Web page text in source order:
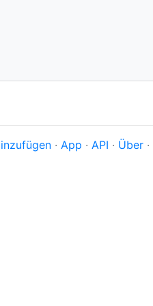
· App · API · Über ·